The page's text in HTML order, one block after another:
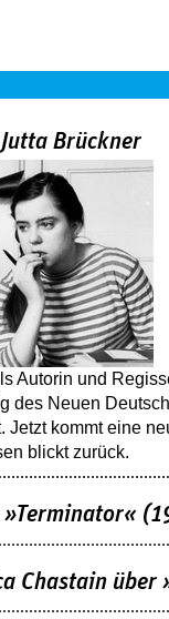
Brückner
Autorin und
des Neuen
Jetzt kommt eine
blickt zurück.
»Terminator«
Chastain über